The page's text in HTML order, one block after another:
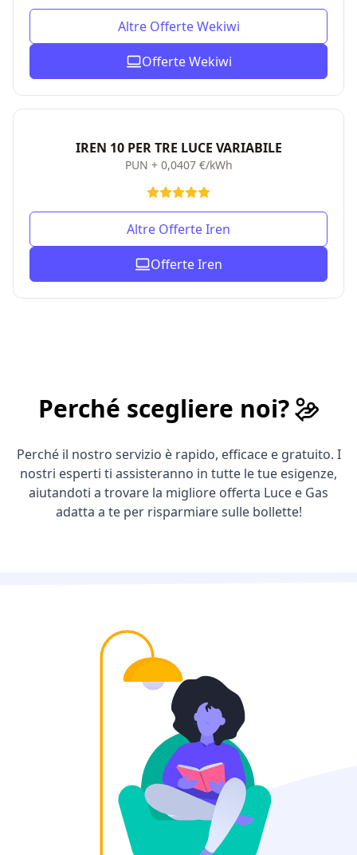
Altre Offerte Wekiwi
Offerte Wekiwi
IREN 10 PER TRE LUCE VARIABILE
PUN + 0,0407 €/kWh
Altre Offerte Iren
Offerte Iren
Perché scegliere noi?
Perché il nostro servizio è rapido, efficace e gratuito. I
nostri esperti ti assisteranno in tutte le tue esigenze,
aiutandoti a trovare la migliore offerta Luce e Gas
adatta a te per risparmiare sulle bollette!